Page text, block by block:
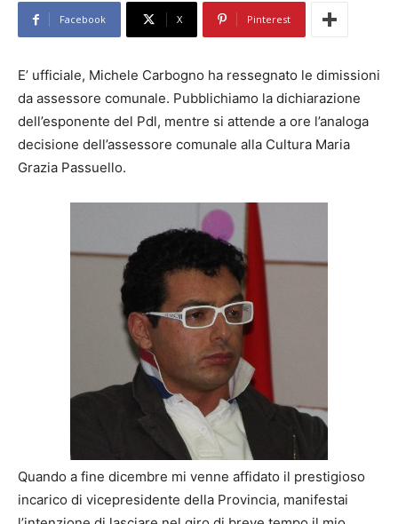
Facebook X Pinterest
E’ ufficiale, Michele Carbogno ha ressegnato le dimissioni
da assessore comunale. Pubblichiamo la dichiarazione
dell’esponente del Pdl, mentre si attende a ore l’analoga
decisione dell’assessore comunale alla Cultura Maria
Grazia Passuello.
Quando a fine dicembre mi venne affidato il prestigioso
incarico di vicepresidente della Provincia, manifestai